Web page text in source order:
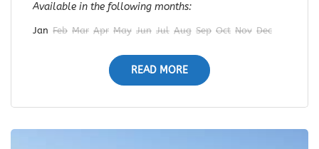
Available in the following months:
Jan Feb Mar Apr May Jun Jul Aug Sep Oct Nov Dec
READ MORE